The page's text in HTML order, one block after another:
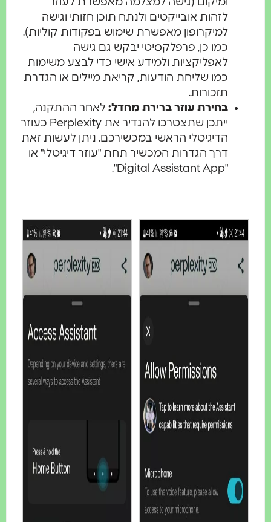
לזהות אובייקטים ולנתח תוכן חזותי וגישה
למיקרופון מאפשרת שימוש בפקודות קוליות).
כמו כן, פרפלקסיטי יבקש גם גישה
לאפליקציות ולמידע אישי כדי לבצע משימות
כמו שליחת הודעות, קריאת מיילים או הגדרת
תזכורות.
בחירת עוזר ברירת מחדל:לאחר ההתקנה,
ייתכן שתצטרכו להגדיר את Perplexity כעוזר
הדיגיטלי הראשי במכשירכם. ניתן לעשות זאת
דרך הגדרות המכשיר תחת "עוזר דיגיטלי" או